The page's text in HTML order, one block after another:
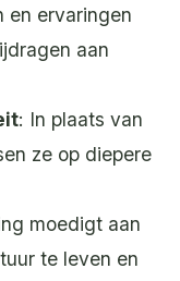
en ervaringen
aan
: In plaats van
ze op diepere
moedigt aan
te leven en